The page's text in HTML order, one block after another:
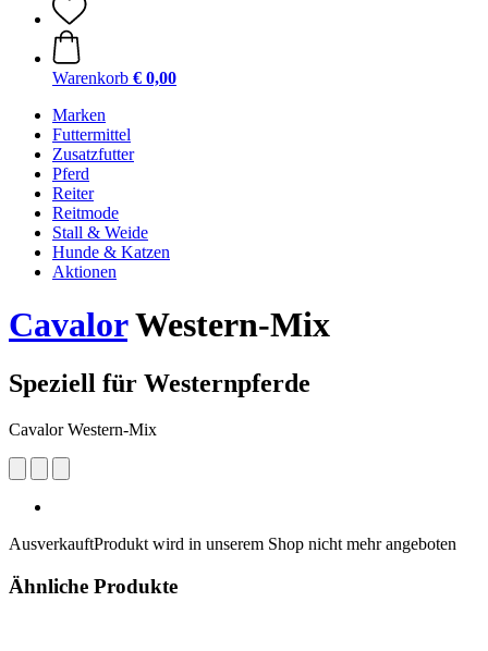
Warenkorb € 0,00
Marken
Futtermittel
Zusatzfutter
Pferd
Reiter
Reitmode
Stall & Weide
Hunde & Katzen
Aktionen
CavalorWestern-Mix
Speziell für Westernpferde
Cavalor Western-Mix
AusverkauftProdukt wird in unserem Shop nicht mehr angeboten
Ähnliche Produkte